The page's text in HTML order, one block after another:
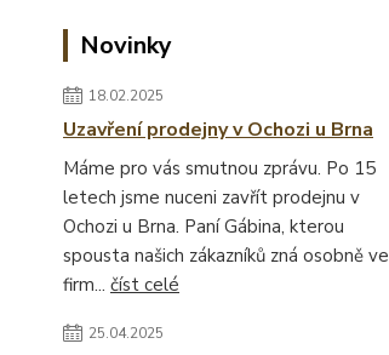
Novinky
18.02.2025
Uzavření prodejny v Ochozi u Brna
Máme pro vás smutnou zprávu. Po 15
letech jsme nuceni zavřít prodejnu v
Ochozi u Brna. Paní Gábina, kterou
spousta našich zákazníků zná osobně ve
firm... číst celé
25.04.2025